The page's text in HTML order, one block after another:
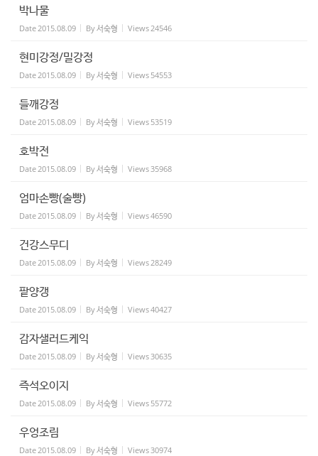
박나물
Date 2015.08.09 By서숙형 Views 24546
현미강정/밀강정
Date 2015.08.09 By서숙형 Views 54553
들깨강정
Date 2015.08.09 By서숙형 Views 53519
호박전
Date 2015.08.09 By서숙형 Views 35968
엄마손빵(술빵)
Date 2015.08.09 By서숙형 Views46590
건강스무디
Date 2015.08.09 By서숙형 Views 28249
팥양갱
Date 2015.08.09 By서숙형 Views40427
감자샐러드케익
Date 2015.08.09 By서숙형 Views 30635
즉석오이지
Date 2015.08.09 By서숙형 Views 55772
우엉조림
Date 2015.08.09 By서숙형 Views 30974